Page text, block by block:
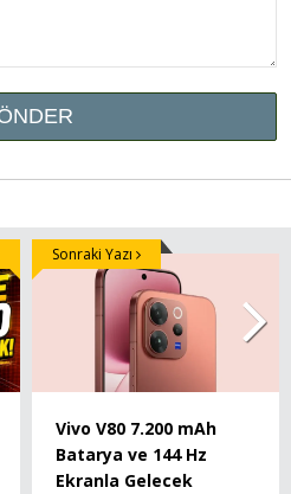
Vivo V80 7.200 mAh
Batarya ve 144 Hz
Ekranla Gelecek
Sonraki Yazı